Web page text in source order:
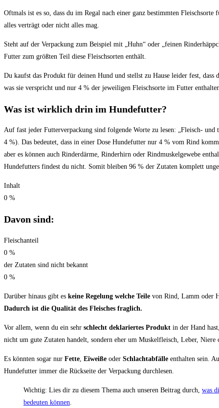
Oftmals ist es so, dass du im Regal nach einer ganz bestimmten
alles verträgt oder nicht alles mag.
Steht auf der Verpackung zum Beispiel mit „Huhn“ oder „feinen
Futter zum größten Teil diese Fleischsorten enthält.
Du kaufst das Produkt für deinen Hund und stellst zu Hause leider fest, dass
was sie verspricht und nur 4 % der jeweiligen Fleischsorte im Futter
Was ist wirklich drin im Hundefutter?
Auf fast jeder Futterverpackung sind folgende Worte zu lesen: „Fleisch- und
4 %). Das bedeutet, dass in einer Dose Hundefutter nur 4 % vom Rind
aber es können auch Rinderdärme, Rinderhirn oder Rindmuskelgewebe
Hundefutters findest du nicht. Somit bleiben 96 % der Zutaten komplett
Inhalt
0 %
Davon sind:
Fleischanteil
0 %
der Zutaten sind nicht bekannt
0 %
Darüber hinaus gibt es keine Regelung welche Teile von Rind, Lamm oder
Dadurch ist die Qualität des Fleisches fraglich.
Vor allem, wenn du ein sehr schlecht deklariertes Produkt in der Hand
nicht um gute Zutaten handelt, sondern eher um Muskelfleisch, Leber, Niere
Es könnten sogar nur Fette Eiweiße oder Schlachtabfälle enthalten sein.
Hundefutter immer die Rückseite der Verpackung durchlesen.
Wichtig: Lies dir zu diesem Thema auch unseren Beitrag durch, was
bedeuten können